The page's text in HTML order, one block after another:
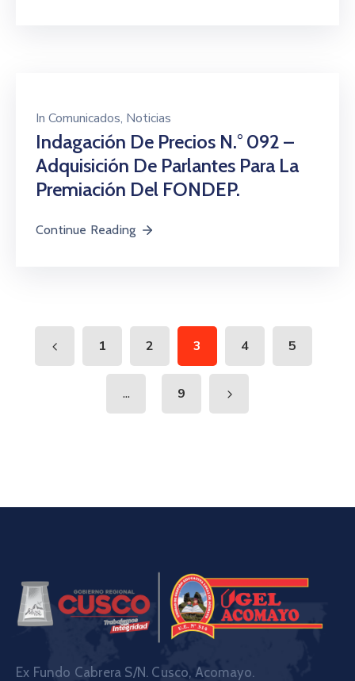
In Comunicados‚ Noticias
Indagación De Precios N.° 092 –
Adquisición De Parlantes Para La
Premiación Del FONDEP.
Continue Reading
1 2 3 4 5
... 9
Ex Fundo Cabrera S/N. Cusco, Acomayo.